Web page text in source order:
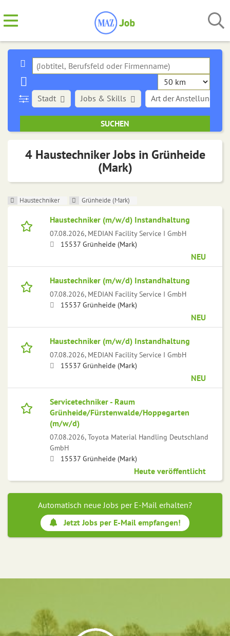
Stadt Art der Anstellung
Jobs & Skills
4 Haustechniker Jobs in Grünheide
(Mark)
Haustechniker Grünheide (Mark)
Haustechniker (m/w/d) Instandhaltung
07.08.2026, MEDIAN Facility Service I GmbH
15537 Grünheide (Mark)
NEU
Haustechniker (m/w/d) Instandhaltung
07.08.2026, MEDIAN Facility Service I GmbH
15537 Grünheide (Mark)
NEU
Haustechniker (m/w/d) Instandhaltung
07.08.2026, MEDIAN Facility Service I GmbH
15537 Grünheide (Mark)
NEU
Servicetechniker - Raum
Grünheide/Fürstenwalde/Hoppegarten
(m/w/d)
07.08.2026,Toyota Material Handling Deutschland
GmbH
15537 Grünheide (Mark)
Heute veröffentlicht
Automatisch neue Jobs per E-Mail erhalten?
Jetzt Jobs per E-Mail empfangen!